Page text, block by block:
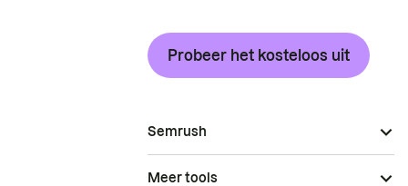
Probeer het kosteloos uit
Semrush
Meer tools